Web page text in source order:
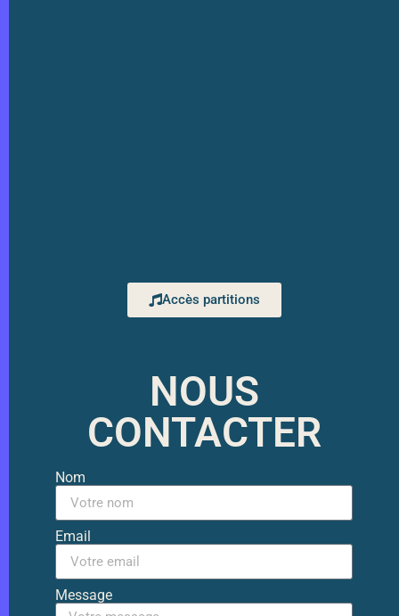
Accès partitions
NOUS
CONTACTER
Nom
Email
Message